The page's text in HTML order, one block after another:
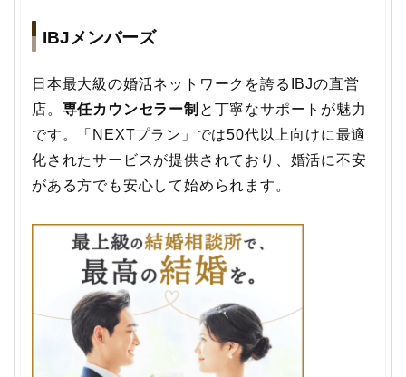
IBJメンバーズ
日本最大級の婚活ネットワークを誇るIBJの直営
店。 専任カウンセラー制 と丁寧なサポートが魅力
です。「NEXTプラン」では50代以上向けに最適
化されたサービスが提供されており、婚活に不安
がある方でも安心して始められます。